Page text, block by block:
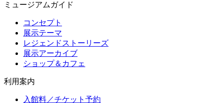
ミュージアムガイド
コンセプト
展示テーマ
レジェンドストーリーズ
展示アーカイブ
ショップ＆カフェ
利用案内
入館料／チケット予約